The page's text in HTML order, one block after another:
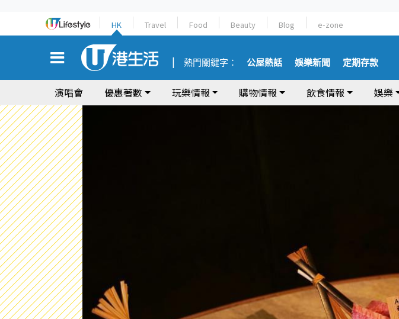
HK Travel Food Beauty Blog e-zone
熱門關鍵字： 公屋熱話 娛樂新聞 定期存款
演唱會 優惠著數 玩樂情報 購物情報 飲食情報 娛樂